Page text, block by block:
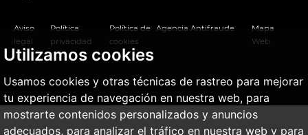
Utilizamos cookies
Usamos cookies y otras técnicas de rastreo para mejorar
tu experiencia de navegación en nuestra web, para
mostrarte contenidos personalizados y anuncios
adecuados, para analizar el tráfico en nuestra web y para
Aviso
legal
Política
privacidad
Política de
cookies
Agencia Antifraude
Mapa
Web